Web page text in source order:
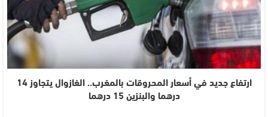
ارتفاع جديد في أسعار المحروقات بالمغرب.. الغازوال يتجاوز 14
درهما والبنزين 15 درهما